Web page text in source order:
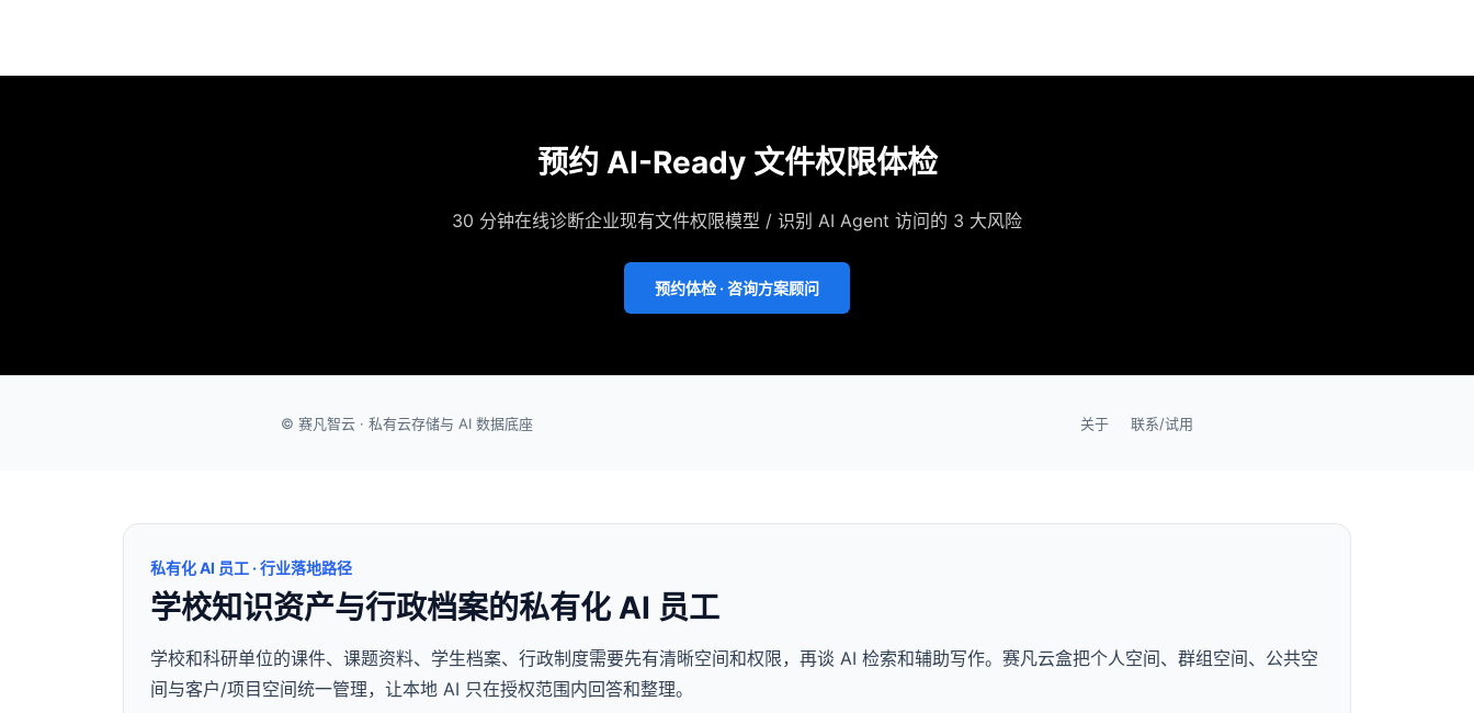
预约 AI-Ready 文件权限体检
30 分钟在线诊断企业现有文件权限模型 / 识别 AI Agent 访问的 3 大风险
预约体检 · 咨询方案顾问
© 赛凡智云 · 私有云存储与 AI 数据底座 关于 联系/试用
私有化 AI 员工 · 行业落地路径
学校知识资产与行政档案的私有化 AI 员工
学校和科研单位的课件、课题资料、学生档案、行政制度需要先有清晰空间和权限，再谈 AI 检索和辅助写作。赛凡云盒把个人空间、群组空间、公共空
间与客户/项目空间统一管理，让本地 AI 只在授权范围内回答和整理。